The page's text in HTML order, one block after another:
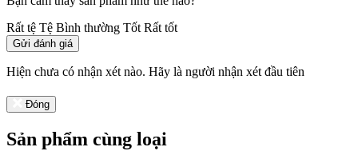
Rất tệ Tệ Bình thường Tốt Rất tốt
Gửi đánh giá
Hiện chưa có nhận xét nào. Hãy là người nhận xét đầu tiên
Đóng
Sản phẩm cùng loại